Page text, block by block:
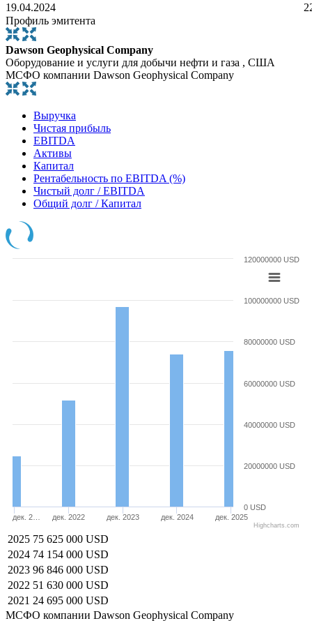
19.04.2024
Профиль эмитента
Dawson Geophysical Company
Оборудование и услуги для добычи нефти и газа , США
МСФО компании Dawson Geophysical Company
Выручка
Чистая прибыль
EBITDA
Активы
Капитал
Рентабельность по EBITDA (%)
Чистый долг / EBITDA
Общий долг / Капитал
дек. 2… дек. 2022 дек. 2023 дек. 2024 дек. 2025
0 USD
20000000 USD
40000000 USD
60000000 USD
80000000 USD
100000000 USD
120000000 USD
Highcharts.com
2025 75 625 000 USD
2024 74 154 000 USD
2023 96 846 000 USD
2022 51 630 000 USD
2021 24 695 000 USD
МСФО компании Dawson Geophysical Company